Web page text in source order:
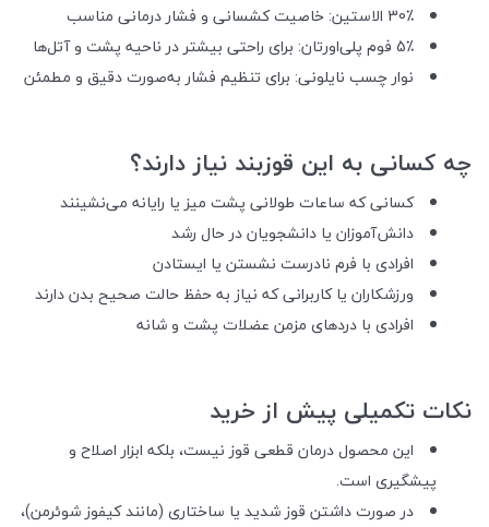
30٪ الاستین: خاصیت کشسانی و فشار درمانی مناسب
5٪ فوم پلی‌اورتان: برای راحتی بیشتر در ناحیه پشت و آتل‌ها
نوار چسب نایلونی: برای تنظیم فشار به‌صورت دقیق و مطمئن
چه کسانی به این قوزبند نیاز دارند؟
کسانی که ساعات طولانی پشت میز یا رایانه می‌نشینند
دانش‌آموزان یا دانشجویان در حال رشد
افرادی با فرم نادرست نشستن یا ایستادن
ورزشکاران یا کاربرانی که نیاز به حفظ حالت صحیح بدن دارند
افرادی با دردهای مزمن عضلات پشت و شانه
نکات تکمیلی پیش از خرید
این محصول درمان قطعی قوز نیست، بلکه ابزار اصلاح و
پیشگیری است.
در صورت داشتن قوز شدید یا ساختاری (مانند کیفوز شوئرمن)،